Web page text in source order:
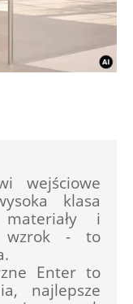
klasa
materiały i
wzrok - to
Enter to
najlepsze